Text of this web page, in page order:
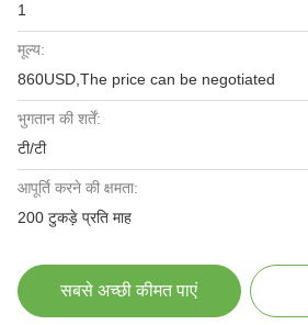
1
मूल्य:
860USD,The price can be negotiated
भुगतान की शर्तें:
टी/टी
आपूर्ति करने की क्षमता:
200 टुकड़े प्रति माह
सबसे अच्छी कीमत पाएं